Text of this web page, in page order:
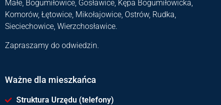
Małe, Bogumiłowice, Gosławice, Kępa Bogumiłowicka,
Komorów, Łętowice, Mikołajowice, Ostrów, Rudka,
Sieciechowice, Wierzchosławice.
Zapraszamy do odwiedzin.
Ważne dla mieszkańca
Struktura Urzędu (telefony)